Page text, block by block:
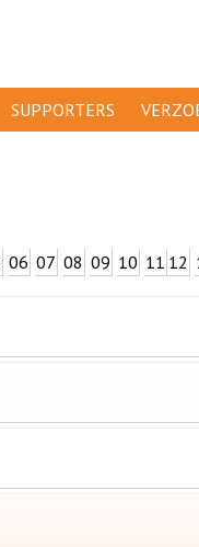
SUPPORTERS
06 07 08 09 10 11 12